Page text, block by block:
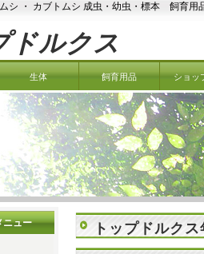
ムシ ・ カブトムシ 成虫・幼虫・標本 飼育
ドルクス
生体 飼育用品 ショッ
トップドルク
ニュー